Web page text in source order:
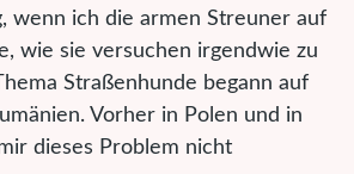
wenn ich die armen Streuner auf
wie sie versuchen irgendwie zu
Straßenhunde begann auf
Vorher in Polen und in
dieses Problem nicht